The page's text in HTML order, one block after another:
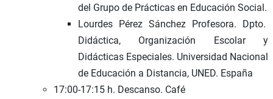
del Grupo de Prácticas en Educación Social.
Lourdes Pérez Sánchez Profesora. Dpto.
Didáctica, Organización Escolar y
Didácticas Especiales. Universidad Nacional
de Educación a Distancia, UNED. España
17:00-17:15 h. Descanso. Café